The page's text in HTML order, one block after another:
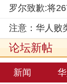
罗尔致歉:将
注意：华人败
论坛新帖
新闻